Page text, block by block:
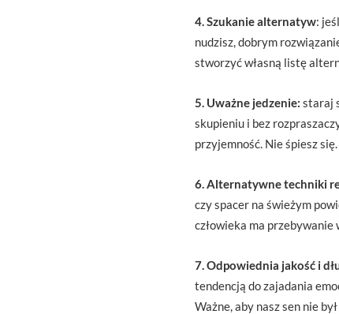
4. Szukanie alternatyw:
nudzisz, dobrym
stworzyć własną listę
5. Uważne jedzenie: staraj
skupieniu i bez
przyjemność. Nie śpiesz się.
6. Alternatywne techniki
czy spacer na świeżym
człowieka ma
7. Odpowiednia jakość i
tendencją do zajadania
Ważne, aby nasz sen nie